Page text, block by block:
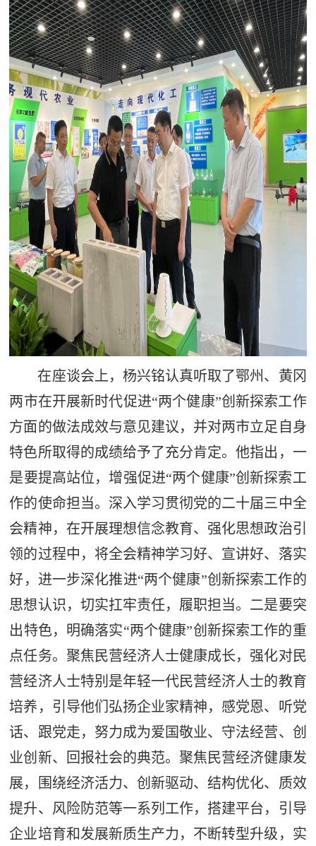
在座谈会上，杨兴铭认真听取了鄂州、黄冈
两市在开展新时代促进“两个健康”创新探索工作
方面的做法成效与意见建议，并对两市立足自身
特色所取得的成绩给予了充分肯定。他指出，一
是要提高站位，增强促进“两个健康”创新探索工
作的使命担当。深入学习贯彻党的二十届三中全
会精神，在开展理想信念教育、强化思想政治引
领的过程中，将全会精神学习好、宣讲好、落实
好，进一步深化推进“两个健康”创新探索工作的
思想认识，切实扛牢责任，履职担当。二是要突
出特色，明确落实“两个健康”创新探索工作的重
点任务。聚焦民营经济人士健康成长，强化对民
营经济人士特别是年轻一代民营经济人士的教育
培养，引导他们弘扬企业家精神，感党恩、听党
话、跟党走，努力成为爱国敬业、守法经营、创
业创新、回报社会的典范。聚焦民营经济健康发
展，围绕经济活力、创新驱动、结构优化、质效
提升、风险防范等一系列工作，搭建平台，引导
企业培育和发展新质生产力，不断转型升级，实